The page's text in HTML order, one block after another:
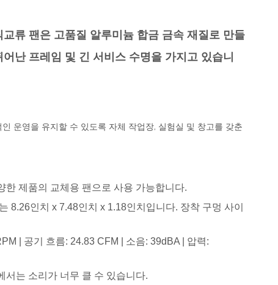
류 팬은 고품질 알루미늄 합금 금속 재질로 만들
난 프레임 및 긴 서비스 수명을 가지고 있습니
운영을 유지할 수 있도록 자체 작업장, 실험실 및 창고를 갖춘
제품의 교체용 팬으로 사용 가능합니다.
8.26인치 x 7.48인치 x 1.18인치입니다. 장착 구멍 사이
| 공기 흐름: 24.83 CFM | 소음: 39dBA | 압력:
서는 소리가 너무 클 수 있습니다.